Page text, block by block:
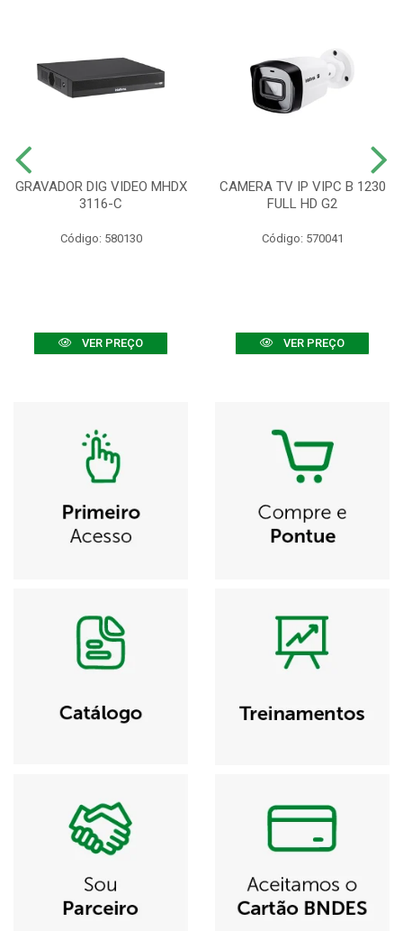
GRAVADOR DIG VIDEO MHDX
3116-C
Código: 580130
VER PREÇO
CAMERA TV IP VIPC B 1230
FULL HD G2
Código: 570041
VER PREÇO